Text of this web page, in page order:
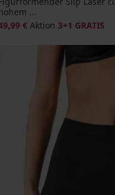
...
€ Aktion 3+1 GRATIS